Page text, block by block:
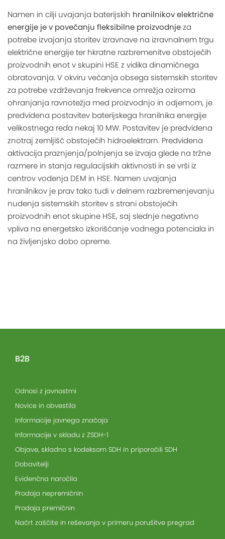
Namen in cilji uvajanja baterijskih hranilnikov električne
energije je v povečanju fleksibilne proizvodnjeza
potrebe izvajanja storitev izravnave na izravnalnem trgu
električne energije ter hkratne razbremenitve obstoječih
proizvodnih enot v skupini HSE z vidika dinamičnega
obratovanja. V okviru večanja obsega sistemskih storitev
za potrebe vzdrževanja frekvence omrežja oziroma
ohranjanja ravnotežja med proizvodnjo in odjemom, je
predvidena postavitev baterijskega hranilnika energije
velikostnega reda nekaj 10 MW. Postavitev je predvidena
znotraj zemljišč obstoječih hidroelektrarn. Predvidena
aktivacija praznjenja/polnjenja se izvaja glede na tržne
razmere in stanja regulacijskih aktivnosti in se vrši iz
centrov vodenja DEM in HSE. Namen uvajanja
hranilnikov je prav tako tudi v delnem razbremenjevanju
nudenja sistemskih storitev s strani obstoječih
proizvodnih enot skupine HSE, saj slednje negativno
vpliva na energetsko izkoriščanje vodnega potenciala in
na življenjsko dobo opreme.
B2B
Odnosi z javnostmi
Novice in obvestila
Informacije javnega značaja
Informacije v skladu z ZSDH-1
Objave, skladno s kodeksom SDH in priporočili SDH
Dobavitelji
Evidenčna naročila
Prodaja nepremičnin
Prodaja premičnin
Načrt zaščite in reševanja v primeru porušitve pregrad